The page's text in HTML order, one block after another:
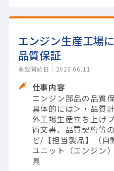
エンジン生産工場
品質保証
掲載開始日：2026.06.11
仕事内容
エンジン部品の品質
具体的には＞・品質
外工場生産立ち上げ
術文書、品質契約等
ど/【担当製品】（自
ユニット（エンジン
具